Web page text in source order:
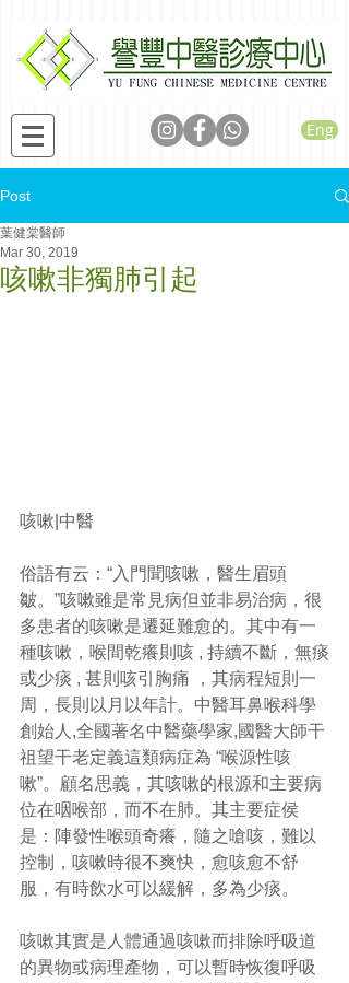
Eng
Post
咳嗽非獨肺引起
葉健棠醫師
Mar 30, 2019
咳嗽|中醫
俗語有云：“入門聞咳嗽，醫生眉頭
皺。”咳嗽雖是常見病但並非易治病，很
多患者的咳嗽是遷延難愈的。其中有一
種咳嗽，喉間乾癢則咳 , 持續不斷，無痰
或少痰 , 甚則咳引胸痛 ，其病程短則一
周，長則以月以年計。中醫耳鼻喉科學
創始人,全國著名中醫藥學家,國醫大師干
祖望干老定義這類病症為 “喉源性咳
嗽”。顧名思義，其咳嗽的根源和主要病
位在咽喉部，而不在肺。其主要症侯
是：陣發性喉頭奇癢，隨之嗆咳，難以
控制，咳嗽時很不爽快，愈咳愈不舒
服，有時飲水可以緩解，多為少痰。
咳嗽其實是人體通過咳嗽而排除呼吸道
的異物或病理產物，可以暫時恢復呼吸